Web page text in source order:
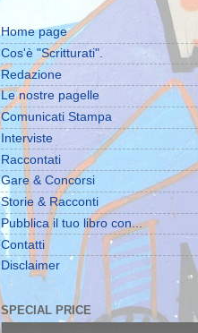
Home page
Cos'è "Scritturati".
Redazione
Le nostre pagelle
Comunicati Stampa
Interviste
Raccontati
Gare & Concorsi
Storie & Racconti
Pubblica il tuo libro con...
Contatti
Disclaimer
SPECIAL PRICE